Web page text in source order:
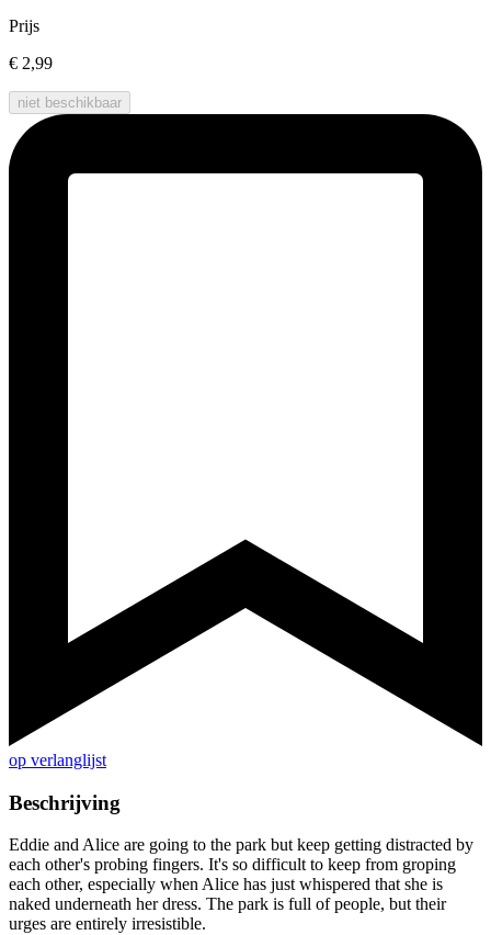
Prijs
€ 2,99
niet beschikbaar
op verlanglijst
Beschrijving
Eddie and Alice are going to the park but keep getting distracted by
each other's probing fingers. It's so difficult to keep from groping
each other, especially when Alice has just whispered that she is
naked underneath her dress. The park is full of people, but their
urges are entirely irresistible.